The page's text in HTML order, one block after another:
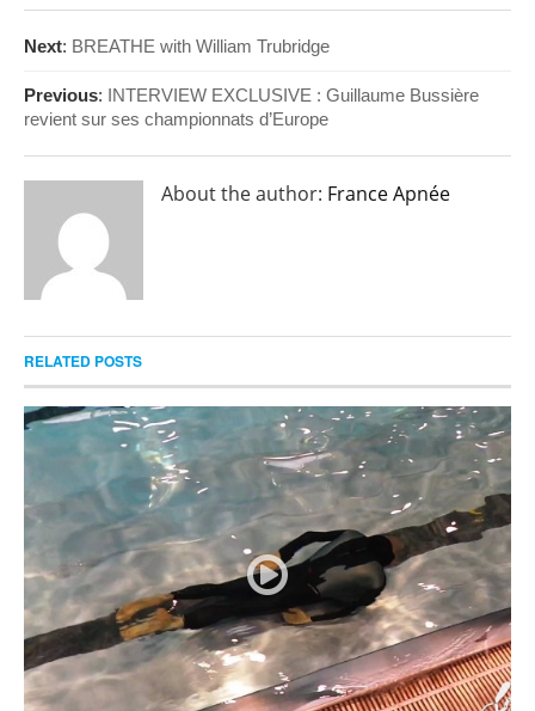
Next: BREATHE with William Trubridge
Previous: INTERVIEW EXCLUSIVE : Guillaume Bussière
revient sur ses championnats d’Europe
About the author: France Apnée
RELATED POSTS